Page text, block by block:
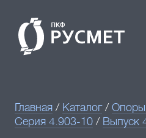
Главная / Каталог / Опоры
Серия 4.903-10 / Выпуск